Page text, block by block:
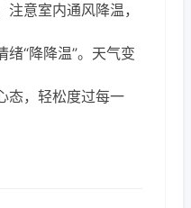
意室内通风降温，
“降降温”。天气变
态，轻松度过每一